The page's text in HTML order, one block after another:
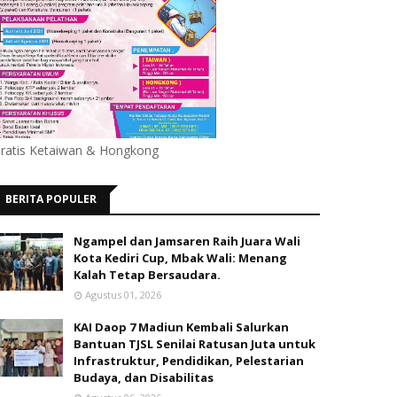
Ketaiwan & Hongkong
BERITA POPULER
Ngampel dan Jamsaren Raih Juara Wali
Kota Kediri Cup, Mbak Wali: Menang
Kalah Tetap Bersaudara.
Agustus 01, 2026
KAI Daop 7 Madiun Kembali Salurkan
Bantuan TJSL Senilai Ratusan Juta untuk
Infrastruktur, Pendidikan, Pelestarian
Budaya, dan Disabilitas